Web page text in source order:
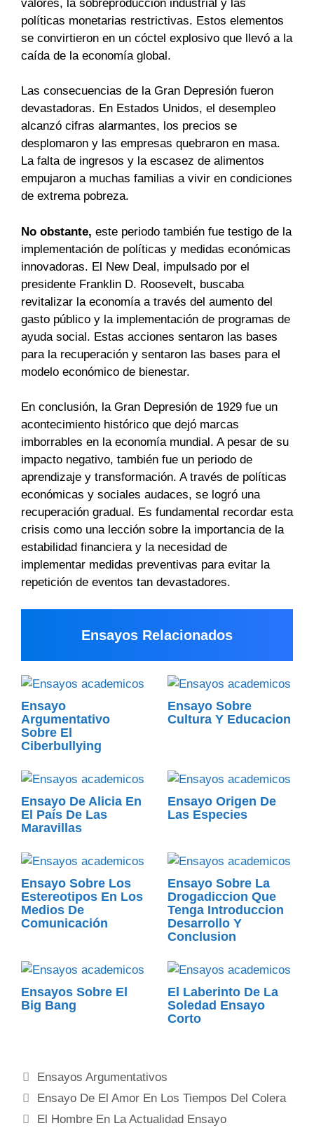
valores, la sobreproducción industrial y las
políticas monetarias restrictivas. Estos elementos
se convirtieron en un cóctel explosivo que llevó a la
caída de la economía global.
Las consecuencias de la Gran Depresión fueron
devastadoras. En Estados Unidos, el desempleo
alcanzó cifras alarmantes, los precios se
desplomaron y las empresas quebraron en masa.
La falta de ingresos y la escasez de alimentos
empujaron a muchas familias a vivir en condiciones
de extrema pobreza.
No obstante, este periodo también fue testigo de la
implementación de políticas y medidas económicas
innovadoras. El New Deal, impulsado por el
presidente Franklin D. Roosevelt, buscaba
revitalizar la economía a través del aumento del
gasto público y la implementación de programas de
ayuda social. Estas acciones sentaron las bases
para la recuperación y sentaron las bases para el
modelo económico de bienestar.
En conclusión, la Gran Depresión de 1929 fue un
acontecimiento histórico que dejó marcas
imborrables en la economía mundial. A pesar de su
impacto negativo, también fue un periodo de
aprendizaje y transformación. A través de políticas
económicas y sociales audaces, se logró una
recuperación gradual. Es fundamental recordar esta
crisis como una lección sobre la importancia de la
estabilidad financiera y la necesidad de
implementar medidas preventivas para evitar la
repetición de eventos tan devastadores.
Ensayos Relacionados
Ensayo
Argumentativo
Sobre El
Ciberbullying
Ensayo Sobre
Cultura Y Educacion
Ensayo De Alicia En
El País De Las
Maravillas
Ensayo Origen De
Las Especies
Ensayo Sobre Los
Estereotipos En Los
Medios De
Comunicación
Ensayo Sobre La
Drogadiccion Que
Tenga Introduccion
Desarrollo Y
Conclusion
Ensayos Sobre El
Big Bang
El Laberinto De La
Soledad Ensayo
Corto
Categorías
Ensayos Argumentativos
Ensayo De El Amor En Los Tiempos Del Colera
El Hombre En La Actualidad Ensayo